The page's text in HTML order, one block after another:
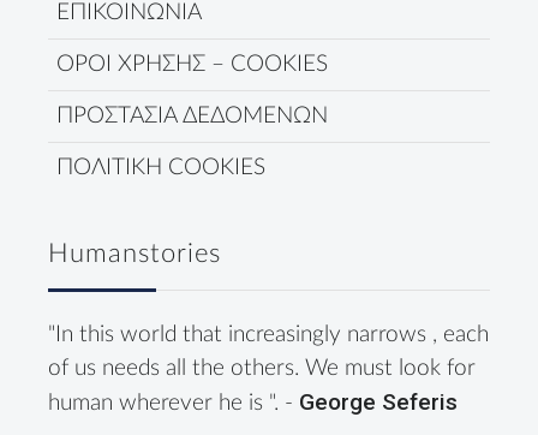
ΕΠΙΚΟΙΝΩΝΙΑ
ΟΡΟΙ ΧΡΗΣΗΣ – COOKIES
ΠΡΟΣΤΑΣΙΑ ΔΕΔΟΜΕΝΩΝ
ΠΟΛΙΤΙΚΗ COOKIES
Humanstories
"In this world that increasingly narrows , each
of us needs all the others. We must look for
human wherever he is ". - George Seferis